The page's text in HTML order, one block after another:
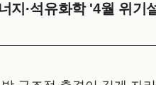
·석유화학 '4월 위기